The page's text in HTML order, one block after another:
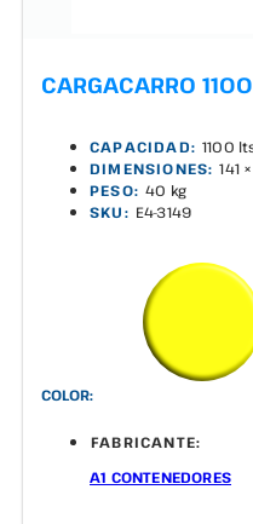
CARGACARRO 1100
CAPACIDAD: 1100
DIMENSIONES: 141
PESO: 40 kg
SKU: E4-3149
COLOR:
FABRICANTE:
A1 CONTENEDORES